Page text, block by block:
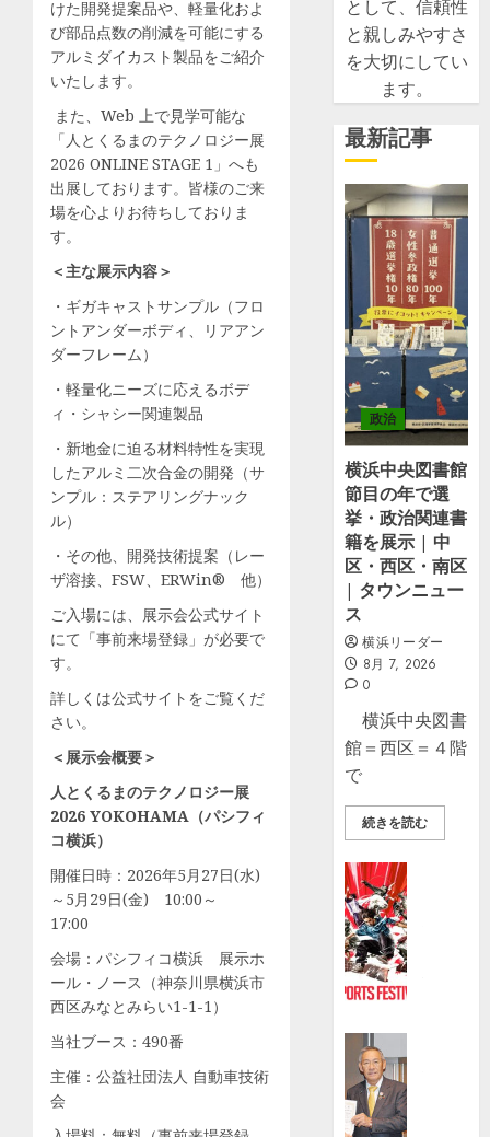
けた開発提案品や、軽量化およ
び部品点数の削減を可能にする
アルミダイカスト製品をご紹介
いたします。
また、Web 上で見学可能な
「人とくるまのテクノロジー展
2026 ONLINE STAGE 1」へも
出展しております。皆様のご来
場を心よりお待ちしておりま
す。
＜主な展示内容＞
・ギガキャストサンプル（フロ
ントアンダーボディ、リアアン
ダーフレーム）
・軽量化ニーズに応えるボデ
ィ・シャシー関連製品
・新地金に迫る材料特性を実現
したアルミ二次合金の開発（サ
ンプル：ステアリングナック
ル）
・その他、開発技術提案（レー
ザ溶接、FSW、ERWin® 他）
ご入場には、展示会公式サイト
にて「事前来場登録」が必要で
す。
詳しくは公式サイトをご覧くだ
さい。
＜展示会概要＞
人とくるまのテクノロジー展
2026 YOKOHAMA（パシフィ
コ横浜）
開催日時：2026年5月27日(水)
～5月29日(金) 10:00～
17:00
会場：パシフィコ横浜 展示ホ
ール・ノース（神奈川県横浜市
西区みなとみらい1-1-1）
当社ブース：490番
主催：公益社団法人 自動車技術
会
として、信頼性
と親しみやすさ
を大切にしてい
ます。
最新記事
政治
横浜中央図書館
節目の年で選
挙・政治関連書
籍を展示 | 中
区・西区・南区
| タウンニュー
ス
横浜リーダー
8月 7, 2026
0
横浜中央図書
館＝西区＝４階
で
続きを読む